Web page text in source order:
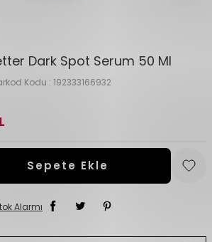
Dark Spot Serum 50 Ml
Kodu : 192333166932
Sepete Ekle
Alarmı